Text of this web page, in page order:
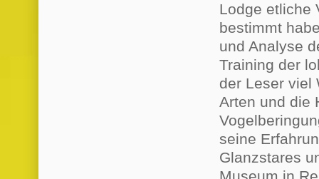
Lodge etliche
bestimmt
und Analyse
Training der
der Leser viel
Arten und die
seine
Glanzstares